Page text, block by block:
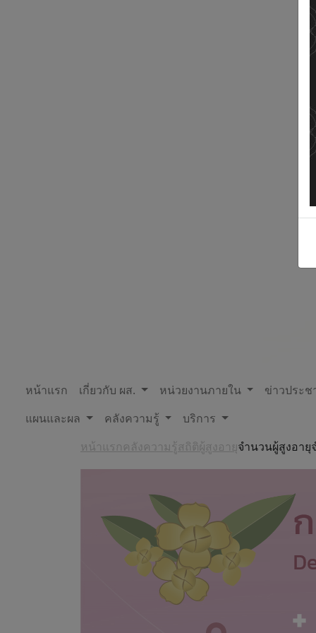
หน้าแรก เกี่ยวกับ ผส. หน่วยงานภายใน
ข่าวประ
แผนและผล
คลังความรู้
บริการ
หน้าแรกคลังความรู้ สถิติผู้สูงอายุจำนวนผู้สูงอา